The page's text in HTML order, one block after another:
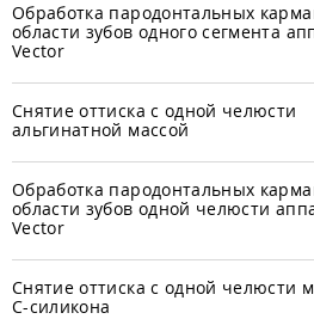
Обработка пародонтальных
области зубов одного сегмента
Vector
Снятие оттиска с одной челюсти
альгинатной массой
Обработка пародонтальных
области зубов одной челюсти
Vector
Снятие оттиска с одной челюсти
С-силикона